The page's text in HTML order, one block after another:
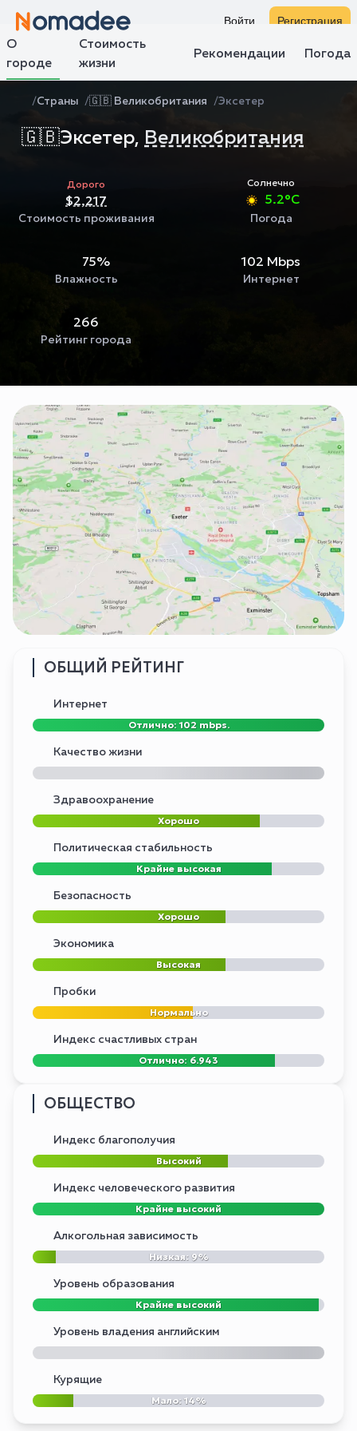
Войти
Регистрация
О
городе
Стоимость
жизни
Рекомендации Погода
Страны 🇬🇧 Великобритания Эксетер
🇬🇧Эксетер, Великобритания
Дорого
$2,217
Стоимость проживания
Солнечно
5.2°C
Погода
75%
Влажность
102 Mbps
Интернет
266
Рейтинг города
ОБЩИЙ РЕЙТИНГ
Интернет
Отлично: 102 mbps.
Качество жизни
Здравоохранение
Хорошо
Политическая стабильность
Крайне высокая
Безопасность
Хорошо
Экономика
Высокая
Пробки
Нормально
Индекс счастливых стран
Отлично: 6.943
ОБЩЕСТВО
Индекс благополучия
Высокий
Индекс человеческого развития
Крайне высокий
Алкогольная зависимость
Низкая: 9%
Уровень образования
Крайне высокий
Уровень владения английским
Курящие
Мало: 14%